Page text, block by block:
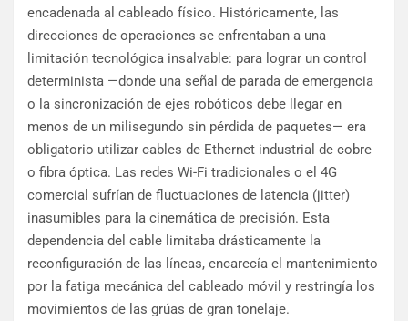
encadenada al cableado físico. Históricamente, las
direcciones de operaciones se enfrentaban a una
limitación tecnológica insalvable: para lograr un control
determinista —donde una señal de parada de emergencia
o la sincronización de ejes robóticos debe llegar en
menos de un milisegundo sin pérdida de paquetes— era
obligatorio utilizar cables de Ethernet industrial de cobre
o fibra óptica. Las redes Wi-Fi tradicionales o el 4G
comercial sufrían de fluctuaciones de latencia (jitter)
inasumibles para la cinemática de precisión. Esta
dependencia del cable limitaba drásticamente la
reconfiguración de las líneas, encarecía el mantenimiento
por la fatiga mecánica del cableado móvil y restringía los
movimientos de las grúas de gran tonelaje.